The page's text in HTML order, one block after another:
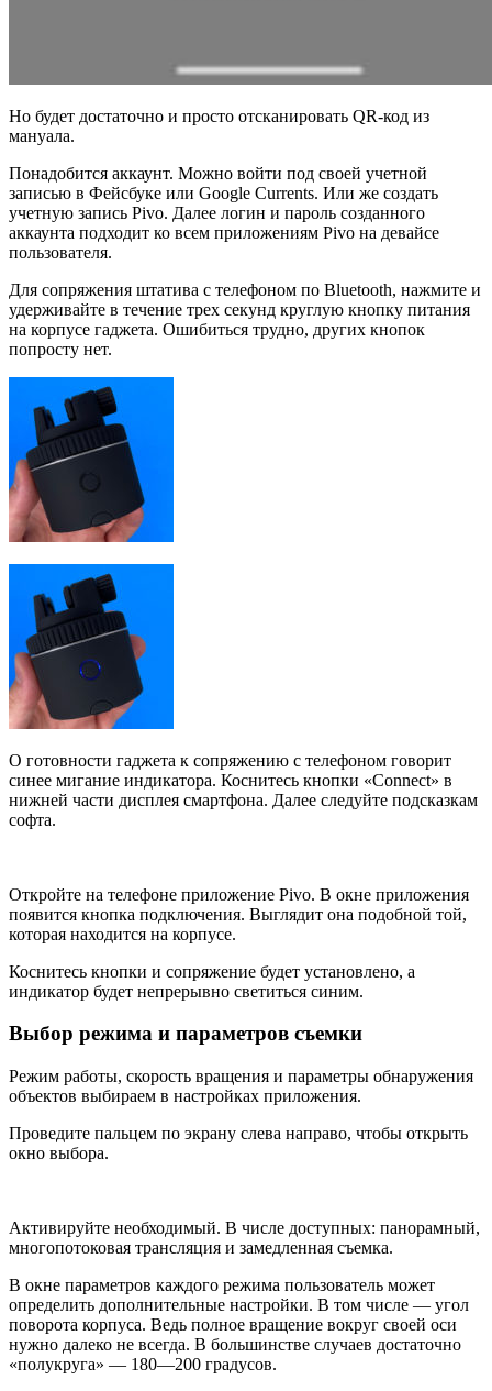
Но будет достаточно и просто отсканировать QR-код из
мануала.
Понадобится аккаунт. Можно войти под своей учетной
записью в Фейсбуке или Google Currents. Или же создать
учетную запись Pivo. Далее логин и пароль созданного
аккаунта подходит ко всем приложениям Pivo на девайсе
пользователя.
Для сопряжения штатива с телефоном по Bluetooth, нажмите и
удерживайте в течение трех секунд круглую кнопку питания
на корпусе гаджета. Ошибиться трудно, других кнопок
попросту нет.
О готовности гаджета к сопряжению с телефоном говорит
синее мигание индикатора. Коснитесь кнопки «Connect» в
нижней части дисплея смартфона. Далее следуйте подсказкам
софта.
Откройте на телефоне приложение Pivo. В окне приложения
появится кнопка подключения. Выглядит она подобной той,
которая находится на корпусе.
Коснитесь кнопки и сопряжение будет установлено, а
индикатор будет непрерывно светиться синим.
Выбор режима и параметров съемки
Режим работы, скорость вращения и параметры обнаружения
объектов выбираем в настройках приложения.
Проведите пальцем по экрану слева направо, чтобы открыть
окно выбора.
Активируйте необходимый. В числе доступных: панорамный,
многопотоковая трансляция и замедленная съемка.
В окне параметров каждого режима пользователь может
определить дополнительные настройки. В том числе — угол
поворота корпуса. Ведь полное вращение вокруг своей оси
нужно далеко не всегда. В большинстве случаев достаточно
«полукруга» — 180—200 градусов.